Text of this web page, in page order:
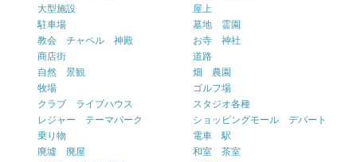
大型施設
屋上
駐車場
墓地 霊園
教会 チャペル 神殿
お寺 神社
商店街
道路
自然 景観
畑 農園
牧場
ゴルフ場
クラブ ライブハウス
スタジオ各種
レジャー テーマパーク
ショッピングモール デパート
乗り物
電車 駅
廃墟 廃屋
和室 茶室